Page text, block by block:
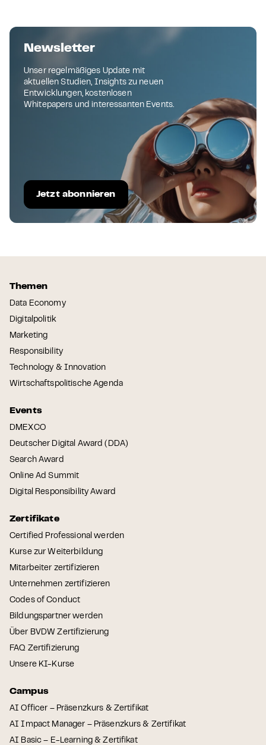
Newsletter
Unser regelmäßiges Update mit
aktuellen Studien, Insights zu neuen
Entwicklungen, kostenlosen
Whitepapers und interessanten Events.
Jetzt abonnieren
Themen
Data Economy
Digitalpolitik
Marketing
Responsibility
Technology & Innovation
Wirtschaftspolitische Agenda
Events
DMEXCO
Deutscher Digital Award (DDA)
Search Award
Online Ad Summit
Digital Responsibility Award
Zertifikate
Certified Professional werden
Kurse zur Weiterbildung
Mitarbeiter zertifizieren
Unternehmen zertifizieren
Codes of Conduct
Bildungspartner werden
Über BVDW Zertifizierung
FAQ Zertifizierung
Unsere KI-Kurse
Campus
AI Officer – Präsenzkurs & Zertifikat
AI Impact Manager – Präsenzkurs & Zertifikat
AI Basic – E-Learning & Zertifikat